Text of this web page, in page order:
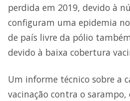
perdida em 2019, devido à
configuram uma epidemia
de país livre da pólio
devido à baixa cobertura
Um informe técnico sobre a
vacinação contra o